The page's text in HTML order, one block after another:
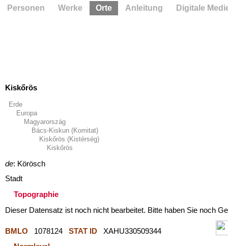
Kiskőrös
Erde
Europa
Magyarország
Bács-Kiskun (Komitat)
Kiskőrös (Kistérség)
Kiskőrös
de: Körösch
Stadt
Topographie
Dieser Datensatz ist noch nicht bearbeitet. Bitte haben Sie noch
BMLO 1078124 STAT ID
XAHU330509344
Personen Werke Orte Anleitung Digitale